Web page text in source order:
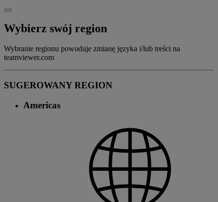
Wybierz swój region
Wybranie regionu powoduje zmianę języka i/lub treści na
teamviewer.com
SUGEROWANY REGION
Americas